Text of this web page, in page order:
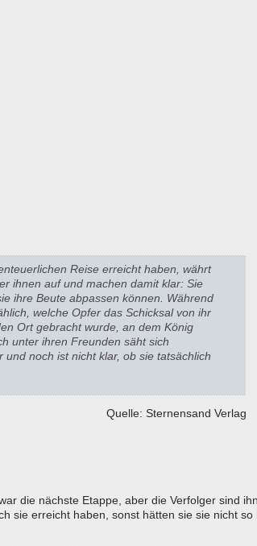
Reise erreicht haben, währt
ihnen auf und machen damit klar: Sie
ihre Beute abpassen können. Während
welche Opfer das Schicksal von ihr
Ort gebracht wurde, an dem König
unter ihren Freunden säht sich
noch ist nicht klar, ob sie tatsächlich
Quelle: Sternensand Verlag
die nächste Etappe, aber die Verfolger sind
sie erreicht haben, sonst hätten sie sie nicht so